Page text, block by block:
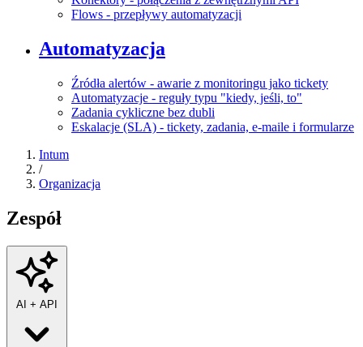
Flows - przepływy automatyzacji
Automatyzacja
Źródła alertów - awarie z monitoringu jako tickety
Automatyzacje - reguły typu "kiedy, jeśli, to"
Zadania cykliczne bez dubli
Eskalacje (SLA) - tickety, zadania, e-maile i formularze
Intum
/
Organizacja
Zespół
AI + API